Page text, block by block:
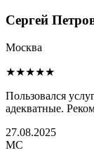
Сергей
Москва
★★★★★
Пользовался
адекватные.
27.08.2025
МС